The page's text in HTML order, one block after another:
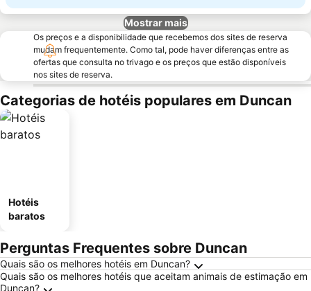
Mostrar mais
Os preços e a disponibilidade que recebemos dos sites de reserva
mudam frequentemente. Como tal, pode haver diferenças entre as
ofertas que consulta no trivago e os preços que estão disponíveis
nos sites de reserva.
Categorias de hotéis populares em Duncan
Hotéis
baratos
Perguntas Frequentes sobre Duncan
Quais são os melhores hotéis em Duncan?
Quais são os melhores hotéis que aceitam animais de estimação em
Duncan?